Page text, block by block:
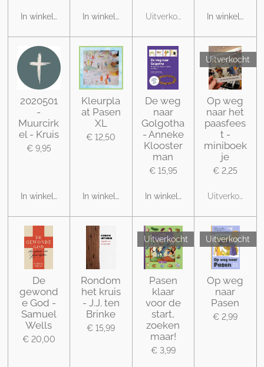
In winkelwagen In winkelwagen Uitverkocht In
2020501
-
Muurcirk
el - Kruis
€ 9,95
In winkelwagen
Kleurpla
at Pasen
XL
€ 12,50
In winkelwagen
De weg
naar
Golgotha
- Anneke
Klooster
man
€ 15,95
In winkelwagen
Uitverkocht
Op weg
naar het
paasfees
t -
miniboek
je
€ 2,25
Uitverkocht
De
gewond
e God -
Samuel
Wells
€ 20,00
Rondom
het kruis
- J.J. ten
Brinke
€ 15,99
Uitverkocht
Pasen
klaar
voor de
start,
zoeken
maar!
€ 3,99
Uitverkocht
Op weg
naar
Pasen
€ 2,99